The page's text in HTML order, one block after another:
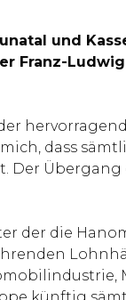
und
Franz-
dass
Übergang
der die